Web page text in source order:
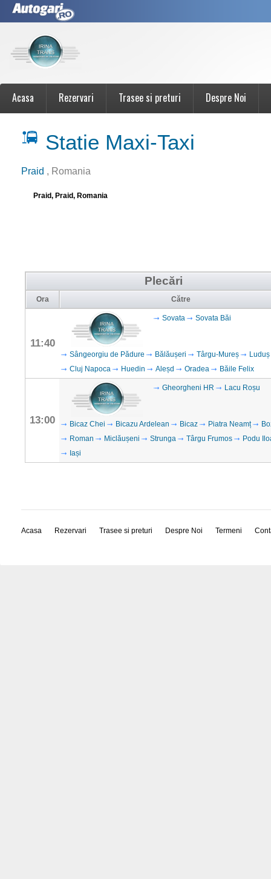
Acasa Rezervari Trasee si preturi Despre Noi
Statie Maxi-Taxi
Praid , Romania
Praid, Praid, Romania
Plecări
Ora Către
11:40
Sovata Sovata Băi
Sângeorgiu de Pădure Bălăușeri Târgu-Mureș
Luduș
Cluj Napoca
Huedin Aleșd Oradea Băile Felix
13:00
Gheorgheni HR Lacu Roșu
Bicaz Chei Bicazu Ardelean Bicaz Piatra Neamț
Roman
Miclăușeni Strunga Târgu Frumos
Podu
Iași
Acasa Rezervari Trasee si preturi Despre Noi Termeni